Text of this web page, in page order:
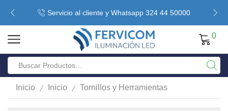
Servicio al cliente y Whatsapp 324 44 50000
0
Inicio / Inicio / Tornillos y Herramientas